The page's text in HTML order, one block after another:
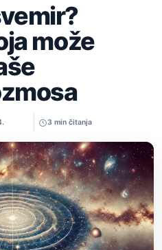
može
3 min čitanja